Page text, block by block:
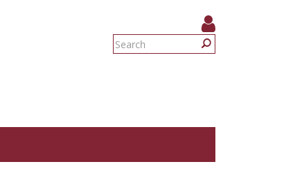
Search